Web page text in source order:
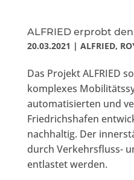
ALFRIED erprobt
20.03.2021 | ALFRIED,
Das Projekt ALFRIED
komplexes
automatisierten und
Friedrichshafen
nachhaltig. Der
durch Verkehrsfluss-
entlastet werden.